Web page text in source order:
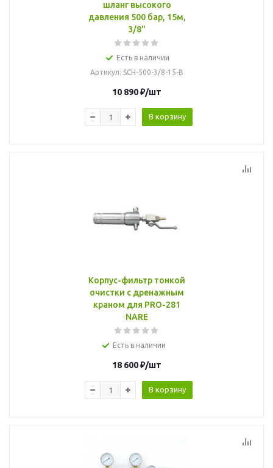
шланг высокого
давления 500 бар, 15м,
3/8"
Есть в наличии
Артикул: SCH-500-3/8-15-B
10 890₽/шт
В корзину
Корпус-фильтр тонкой
очистки с дренажным
краном для PRO-281
NARE
Есть в наличии
18 600₽/шт
В корзину